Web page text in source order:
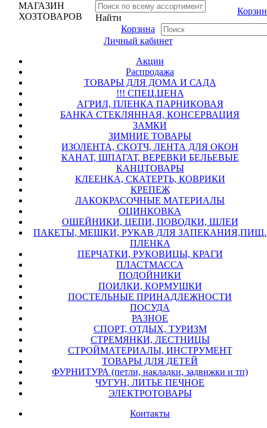
МАГАЗИН
ХОЗТОВАРОВ
Найти
Корзина
Корзина
Личный кабинет
Акции
Распродажа
ТОВАРЫ ДЛЯ ДОМА И САДА
!!! СПЕЦ.ЦЕНА
АГРИЛ, ПЛЕНКА ПАРНИКОВАЯ
БАНКА СТЕКЛЯННАЯ, КОНСЕРВАЦИЯ
ЗАМКИ
ЗИМНИЕ ТОВАРЫ
ИЗОЛЕНТА, СКОТЧ, ЛЕНТА ДЛЯ ОКОН
КАНАТ, ШПАГАТ, ВЕРЕВКИ БЕЛЬЕВЫЕ
КАНЦТОВАРЫ
КЛЕЕНКА, СКАТЕРТЬ, КОВРИКИ
КРЕПЕЖ
ЛАКОКРАСОЧНЫЕ МАТЕРИАЛЫ
ОЦИНКОВКА
ОШЕЙНИКИ, ЦЕПИ, ПОВОДКИ, ШЛЕИ
ПАКЕТЫ, МЕШКИ, РУКАВ ДЛЯ ЗАПЕКАНИЯ,ПИЩ.
ПЛЕНКА
ПЕРЧАТКИ, РУКОВИЦЫ, КРАГИ
ПЛАСТМАССА
ПОДОЙНИКИ
ПОИЛКИ, КОРМУШКИ
ПОСТЕЛЬНЫЕ ПРИНАДЛЕЖНОСТИ
ПОСУДА
РАЗНОЕ
СПОРТ, ОТДЫХ, ТУРИЗМ
СТРЕМЯНКИ, ЛЕСТНИЦЫ
СТРОЙМАТЕРИАЛЫ, ИНСТРУМЕНТ
ТОВАРЫ ДЛЯ ДЕТЕЙ
ФУРНИТУРА (петли, накладки, задвижки и тп)
ЧУГУН, ЛИТЬЕ ПЕЧНОЕ
ЭЛЕКТРОТОВАРЫ
Контакты